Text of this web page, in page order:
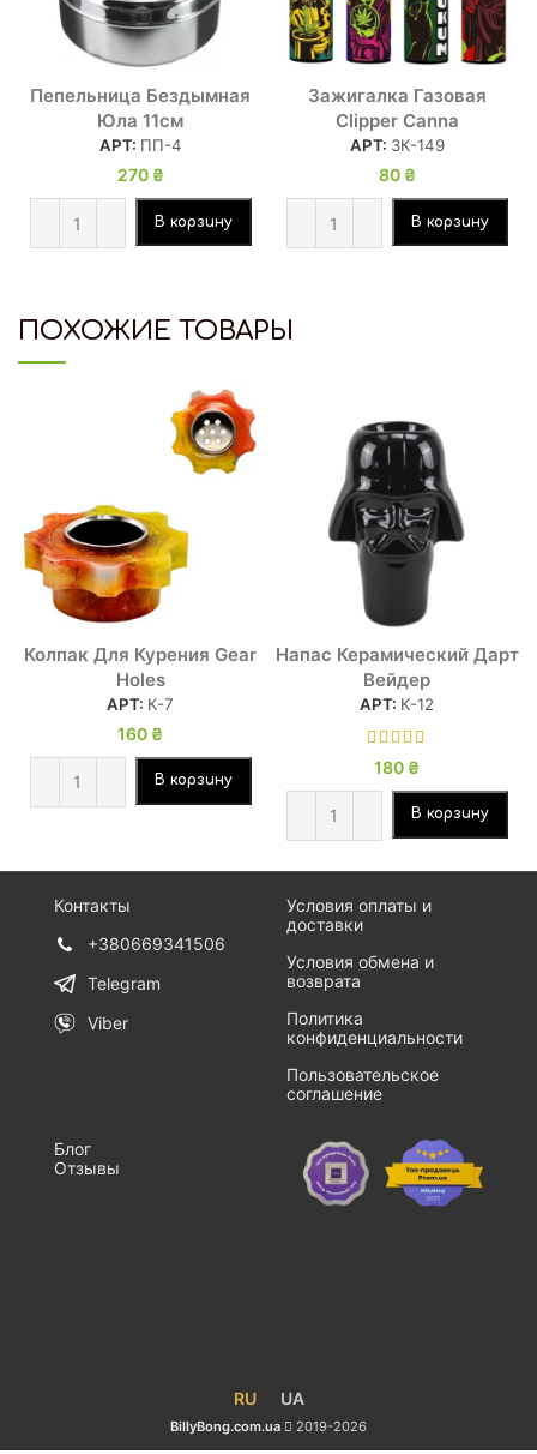
Пепельница Бездымная
Юла 11см
АРТ: ПП-4
270 ₴
В корзину
Зажигалка Газовая
Clipper Canna
АРТ: ЗК-149
80 ₴
В корзину
ПОХОЖИЕ ТОВАРЫ
Колпак Для Курения Gear
Holes
АРТ: К-7
160 ₴
В корзину
Напас Керамический Дарт
Вейдер
АРТ: К-12
180 ₴
В корзину
Контакты
+380669341506
Telegram
Viber
Условия оплаты и
доставки
Условия обмена и
возврата
Политика
конфиденциальности
Пользовательское
соглашение
Блог
Отзывы
RU UA
BillyBong.com.ua 2019-2026